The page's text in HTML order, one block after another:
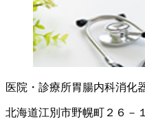
医院・診療所胃腸内科消化
北海道江別市野幌町２６－